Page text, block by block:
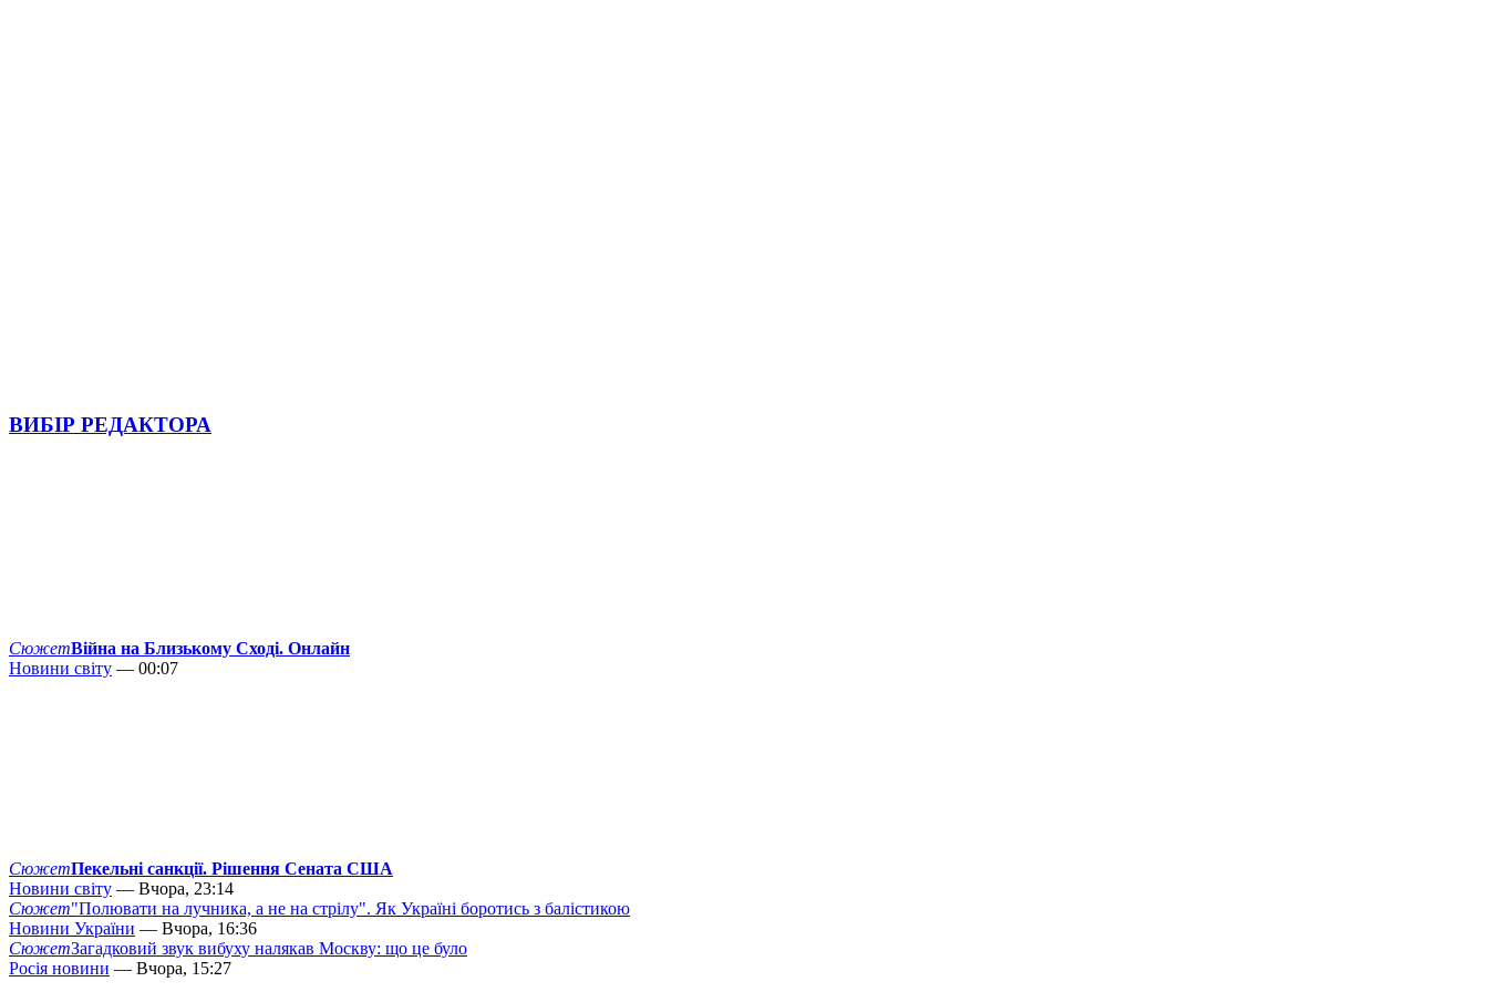
ВИБІР РЕДАКТОРА
СюжетВійна на Близькому Сході. Онлайн
Новини світу — 00:07
СюжетПекельні санкції. Рішення Сената США
Новини світу — Вчора, 23:14
Сюжет"Полювати на лучника, а не на стрілу". Як Україні боротись з балістикою
Новини України — Вчора, 16:36
СюжетЗагадковий звук вибуху налякав Москву: що це було
Росія новини — Вчора, 15:27